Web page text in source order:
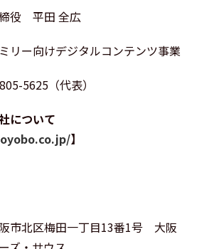
役 平田 全広
リー向けデジタルコンテンツ事業
5625（代表）
について
】
市北区梅田一丁目13番1号 大阪